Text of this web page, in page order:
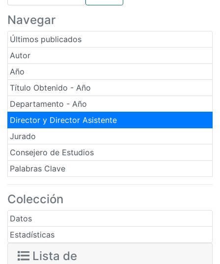
Navegar
Últimos publicados
Autor
Año
Título Obtenido - Año
Departamento - Año
Director y Director Asistente
Jurado
Consejero de Estudios
Palabras Clave
Colección
Datos
Estadísticas
Lista de